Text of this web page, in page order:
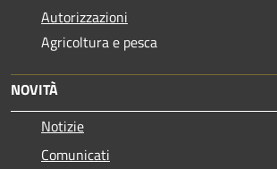
Autorizzazioni
Agricoltura e pesca
NOVITÀ
Notizie
Comunicati